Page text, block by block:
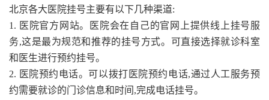
北京各大医院挂号主要有以下几种渠道:
1. 医院官方网站。医院会在自己的官网上提供线上挂号服
务,这是最为规范和推荐的挂号方式。可直接选择就诊科室
和医生进行预约挂号。
2. 医院预约电话。可以拨打医院预约电话,通过人工服务预
约需要就诊的门诊信息和时间,完成电话挂号。